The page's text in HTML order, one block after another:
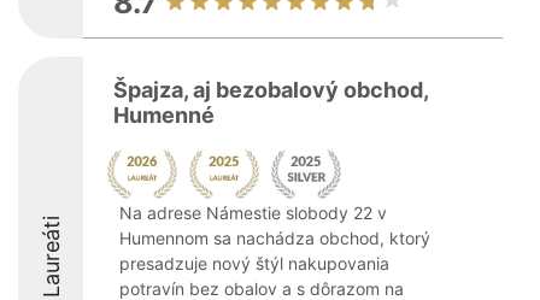
Laureáti
Špajza, aj bezobalový obchod,
Humenné
Na adrese Námestie slobody 22 v
Humennom sa nachádza obchod, ktorý
presadzuje nový štýl nakupovania
potravín bez obalov a s dôrazom na